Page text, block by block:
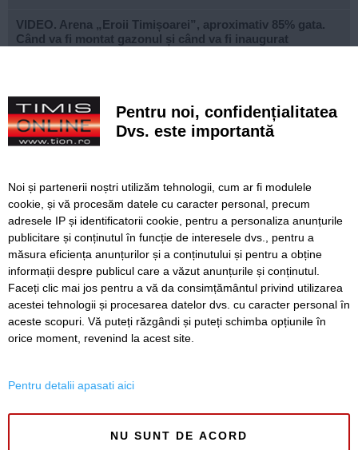
VIDEO. Arena „Eroii Timișoarei”, aproximativ 85% gata.
Când va fi montat gazonul și când va fi inaugurat
persoană a fost rănită
A vândut anvelope și piese auto ani la rând, dar nu a
declarat veniturile. Prejudiciu de aproape 30.000 de euro
bărbați din Timiș au fost reținuți
Un elev și-a ucis bunicii, apoi a deschis focul într-un liceu
din Thailanda. Opt persoane au murit și mai multe au fost
rănite
SERVICII Redactia
Folosinta Cookie-urilor
Pentru noi, confidențialitatea
Dvs. este importantă
Noi și partenerii noștri utilizăm tehnologii, cum ar fi modulele
cookie, și vă procesăm datele cu caracter personal, precum
adresele IP și identificatorii cookie, pentru a personaliza anunțurile
publicitare și conținutul în funcție de interesele dvs., pentru a
măsura eficiența anunțurilor și a conținutului și pentru a obține
informații despre publicul care a văzut anunțurile și conținutul.
Faceți clic mai jos pentru a vă da consimțământul privind utilizarea
acestei tehnologii și procesarea datelor dvs. cu caracter personal în
aceste scopuri. Vă puteți răzgândi și puteți schimba opțiunile în
orice moment, revenind la acest site.
Pentru detalii apasati aici
NU SUNT DE ACORD